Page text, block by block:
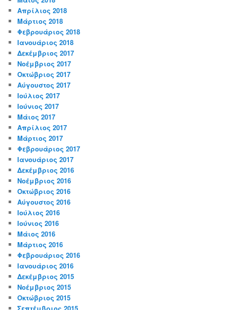
Απρίλιος 2018
Μάρτιος 2018
Φεβρουάριος 2018
Ιανουάριος 2018
Δεκέμβριος 2017
Νοέμβριος 2017
Οκτώβριος 2017
Αύγουστος 2017
Ιούλιος 2017
Ιούνιος 2017
Μάιος 2017
Απρίλιος 2017
Μάρτιος 2017
Φεβρουάριος 2017
Ιανουάριος 2017
Δεκέμβριος 2016
Νοέμβριος 2016
Οκτώβριος 2016
Αύγουστος 2016
Ιούλιος 2016
Ιούνιος 2016
Μάιος 2016
Μάρτιος 2016
Φεβρουάριος 2016
Ιανουάριος 2016
Δεκέμβριος 2015
Νοέμβριος 2015
Οκτώβριος 2015